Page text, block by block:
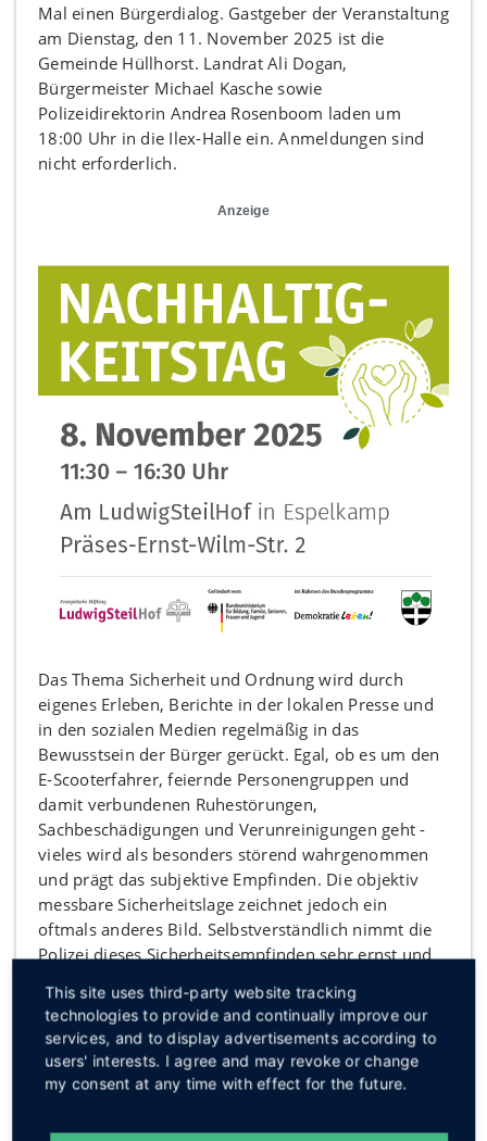
Mal einen Bürgerdialog. Gastgeber der Veranstaltung
am Dienstag, den 11. November 2025 ist die
Gemeinde Hüllhorst. Landrat Ali Dogan,
Bürgermeister Michael Kasche sowie
Polizeidirektorin Andrea Rosenboom laden um
18:00 Uhr in die Ilex-Halle ein. Anmeldungen sind
nicht erforderlich.
Anzeige
Das Thema Sicherheit und Ordnung wird durch
eigenes Erleben, Berichte in der lokalen Presse und
in den sozialen Medien regelmäßig in das
Bewusstsein der Bürger gerückt. Egal, ob es um den
E-Scooterfahrer, feiernde Personengruppen und
damit verbundenen Ruhestörungen,
Sachbeschädigungen und Verunreinigungen geht -
vieles wird als besonders störend wahrgenommen
und prägt das subjektive Empfinden. Die objektiv
messbare Sicherheitslage zeichnet jedoch ein
oftmals anderes Bild. Selbstverständlich nimmt die
Polizei dieses Sicherheitsempfinden sehr ernst und
Sicherheit im öffentlichen Bereich ausgerichtet. Aber
werden diese vielfältigen Maßnahmen von der
Bevölkerung des Mühlenkreises auch so
wahrgenommen. Wo drückt der Schuh vor Ort? Was
This site uses third-party website tracking
technologies to provide and continually improve our
services, and to display advertisements according to
users' interests. I agree and may revoke or change
my consent at any time with effect for the future.